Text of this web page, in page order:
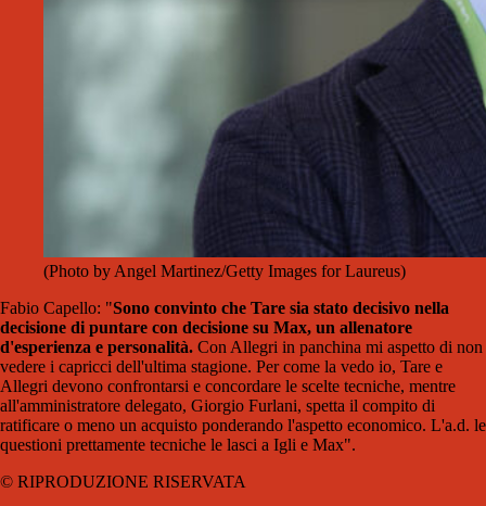
(Photo by Angel Martinez/Getty Images for Laureus)
Fabio Capello: "Sono convinto che Tare sia stato decisivo nella
decisione di puntare con decisione su Max, un allenatore
d'esperienza e personalità. Con Allegri in panchina mi aspetto di non
vedere i capricci dell'ultima stagione. Per come la vedo io, Tare e
Allegri devono confrontarsi e concordare le scelte tecniche, mentre
all'amministratore delegato, Giorgio Furlani, spetta il compito di
ratificare o meno un acquisto ponderando l'aspetto economico. L'a.d. le
questioni prettamente tecniche le lasci a Igli e Max".
© RIPRODUZIONE RISERVATA